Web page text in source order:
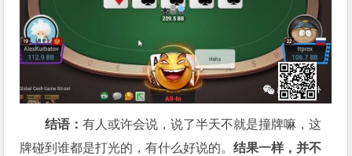
结语：有人或许会说，说了半天不就是撞牌嘛，这
牌碰到谁都是打光的，有什么好说的。结果一样，并不